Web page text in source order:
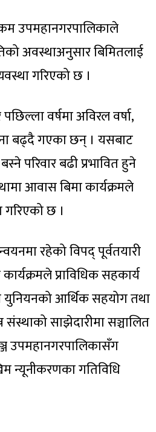
उपमहानगरपालिकाले
अवस्थाअनुसार बिमितलाई
गरिएको छ ।
वर्षमा अविरल वर्षा,
बढ्दै गएका छन् । यसबाट
परिवार बढी प्रभावित हुने
आवास बिमा कार्यक्रमले
छ ।
रहेको विपद् पूर्वतयारी
प्राविधिक सहकार्य
युनियनको आर्थिक सहयोग तथा
संस्थाको साझेदारीमा सञ्चालित
उपमहानगरपालिकासँग
न्यूनीकरणका गतिविधि